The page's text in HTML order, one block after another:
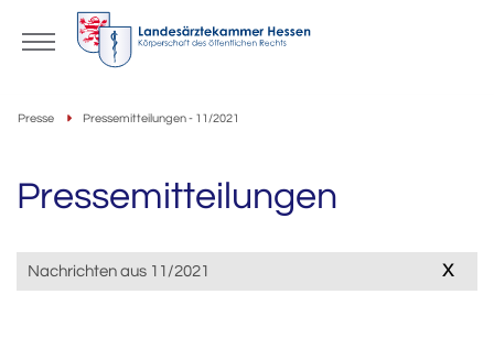
Presse Pressemitteilungen - 11/2021
Pressemitteilungen
Nachrichten aus 11/2021 x